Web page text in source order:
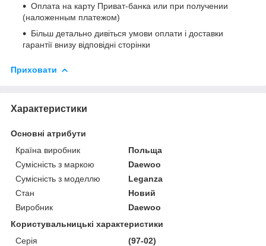
Оплата на карту Приват-банка или при получении
(наложенным платежом)
Більш детально дивіться умови оплати і доставки
гарантії внизу відповідні сторінки
Приховати
Характеристики
Основні атрибути
Країна виробник
Польща
Сумісність з маркою
Daewoo
Сумісність з моделлю
Leganza
Стан
Новий
Виробник
Daewoo
Користувальницькі характеристики
Серія
(97-02)